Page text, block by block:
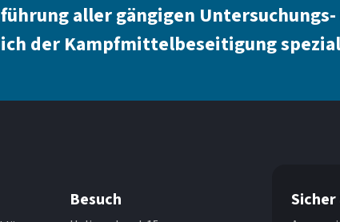
aller gängigen Untersuchungs-
der Kampfmittelbeseitigung
Besuch